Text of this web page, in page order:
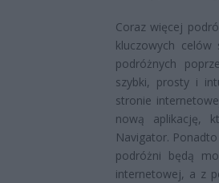
Coraz więcej
kluczowych celów
podróżnych
szybki, prosty i
stronie
nową aplikację,
Navigator.
podróżni będą
internetowej, a z